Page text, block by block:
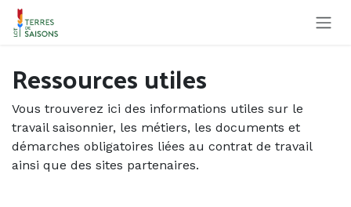
Se rendre au contenu
Ressources utiles
Vous trouverez ici des informations utiles sur le
travail saisonnier, les métiers, les documents et
démarches obligatoires liées au contrat de travail
ainsi que des sites partenaires.